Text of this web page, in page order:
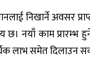
निखार्ने अवसर
छ। नयाँ काम प्रारम्भ
लाभ समेत दिलाउन